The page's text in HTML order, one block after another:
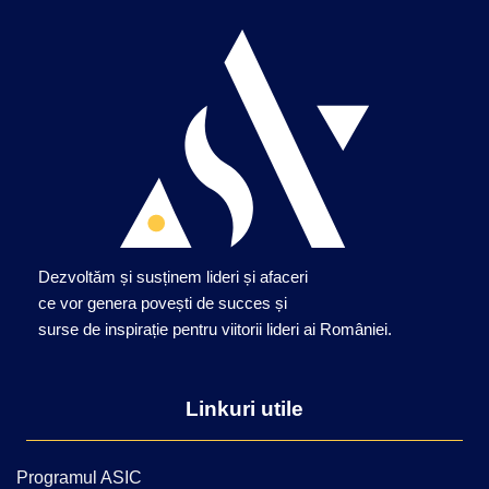
Dezvoltăm și susținem lideri și afaceri
ce vor genera povești de succes și
surse de inspirație pentru viitorii lideri ai României.
Linkuri utile
Programul ASIC